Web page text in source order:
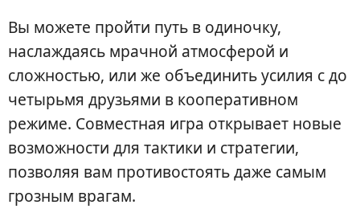
Вы можете пройти путь в одиночку,
наслаждаясь мрачной атмосферой и
сложностью, или же объединить усилия с до
четырьмя друзьями в кооперативном
режиме. Совместная игра открывает новые
возможности для тактики и стратегии,
позволяя вам противостоять даже самым
грозным врагам.